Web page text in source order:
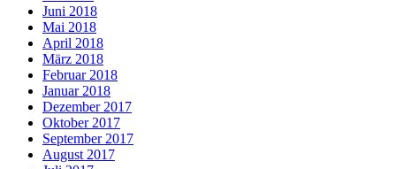
Juni 2018
Mai 2018
April 2018
März 2018
Februar 2018
Januar 2018
Dezember 2017
Oktober 2017
September 2017
August 2017